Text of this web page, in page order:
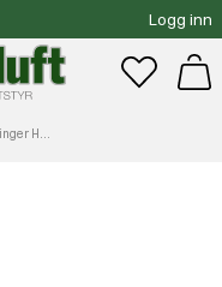
Logg inn
Westin Add-It Jointed Stinger HD Double 40kg 14cm #1/0 1pcs